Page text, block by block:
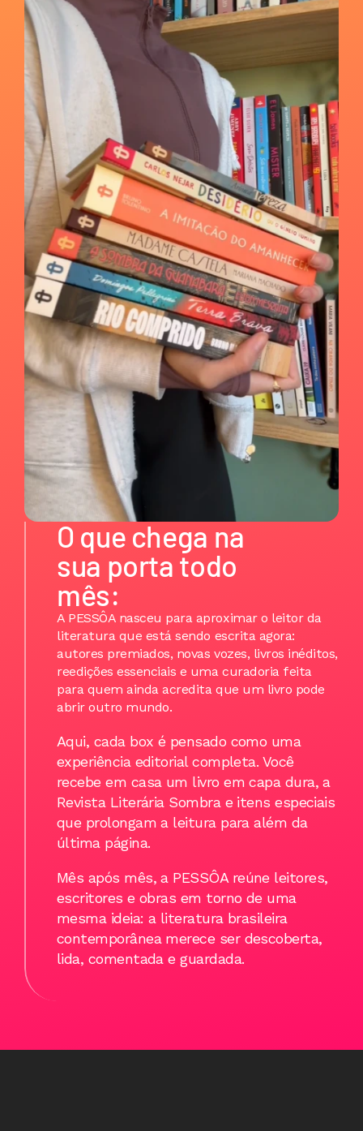
O que chega na
sua porta todo
mês:
A PESSÔA nasceu para aproximar o leitor da
literatura que está sendo escrita agora:
autores premiados, novas vozes, livros inéditos,
reedições essenciais e uma curadoria feita
para quem ainda acredita que um livro pode
abrir outro mundo.
Aqui, cada box é pensado como uma
experiência editorial completa. Você
recebe em casa um livro em capa dura, a
Revista Literária Sombra e itens especiais
que prolongam a leitura para além da
última página.
Mês após mês, a PESSÔA reúne leitores,
escritores e obras em torno de uma
mesma ideia: a literatura brasileira
contemporânea merece ser descoberta,
lida, comentada e guardada.